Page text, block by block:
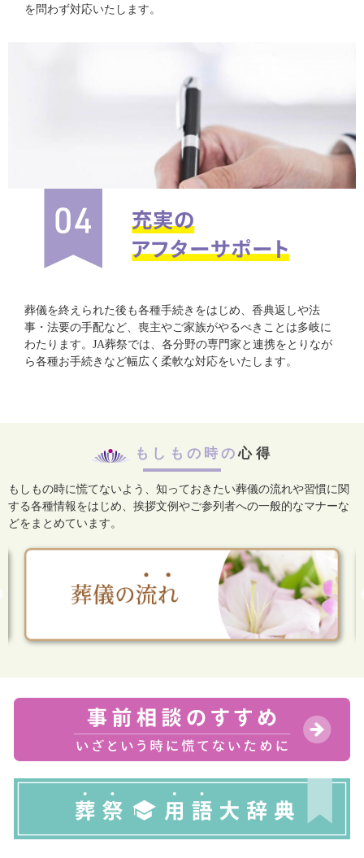
を問わず対応いたします。
葬儀を終えられた後も各種手続きをはじめ、香典返しや法
事・法要の手配など、喪主やご家族がやるべきことは多岐に
わたります。JA葬祭では、各分野の専門家と連携をとりなが
ら各種お手続きなど幅広く柔軟な対応をいたします。
もしもの時の心得
もしもの時に慌てないよう、知っておきたい葬儀の流れや習慣に関
する各種情報をはじめ、 挨拶文例やご参列者への一般的なマナーな
どをまとめています。